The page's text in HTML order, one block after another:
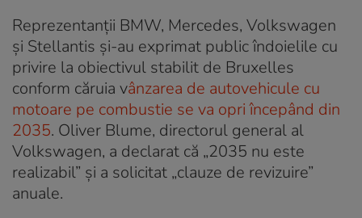
Reprezentanții BMW, Mercedes, Volkswagen
și Stellantis și-au exprimat public îndoielile cu
privire la obiectivul stabilit de Bruxelles
conform căruia vânzarea de autovehicule cu
motoare pe combustie se va opri începând din
2035. Oliver Blume, directorul general al
Volkswagen, a declarat că „2035 nu este
realizabil” și a solicitat „clauze de revizuire”
anuale.